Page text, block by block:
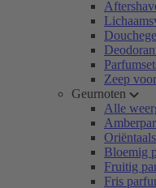
Zeep
Geurnoten
Alle
Bloemig
Fruitig
Fris